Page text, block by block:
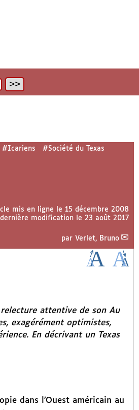
#Icariens
#Société du Texas
mis en ligne le 15 décembre 2008
dernière modification le 23 août 2017
par Verlet, Bruno
attentive de son Au
exagérément optimistes,
En décrivant un Texas
dans l’Ouest américain au